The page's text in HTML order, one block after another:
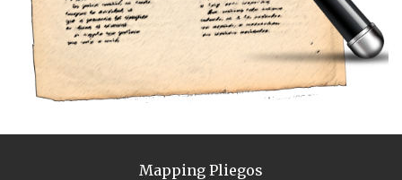
Mapping Pliegos